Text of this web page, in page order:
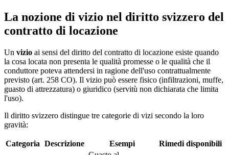
La nozione di vizio nel diritto svizzero del
contratto di locazione
Un vizio ai sensi del diritto del contratto di locazione esiste quando
la cosa locata non presenta le qualità promesse o le qualità che il
conduttore poteva attendersi in ragione dell'uso contrattualmente
previsto (art. 258 CO). Il vizio può essere fisico (infiltrazioni, muffe,
guasto di attrezzatura) o giuridico (servitù non dichiarata che limita
l'uso).
Il diritto svizzero distingue tre categorie di vizi secondo la loro
gravità:
Categoria Descrizione Esempi
Rimedi disponibili